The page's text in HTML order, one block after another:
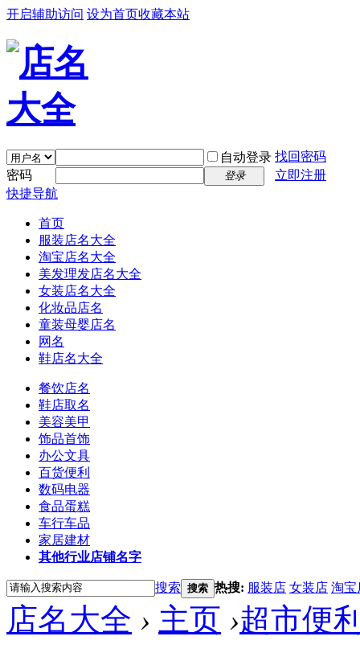
开启辅助访问 设为首页收藏本站
自动登录 找回密码
密码
登录
立即注册
快捷导航
首页
服装店名大全
淘宝店名大全
美发理发店名大全
女装店名大全
化妆品店名
童装母婴店名
网名
鞋店名大全
餐饮店名
鞋店取名
美容美甲
饰品首饰
办公文具
百货便利
数码电器
食品蛋糕
车行车品
家居建材
其他行业店铺名字
搜索 搜索 热搜: 服装店 女装店 淘宝
店名大全 › 主页 ›超市便